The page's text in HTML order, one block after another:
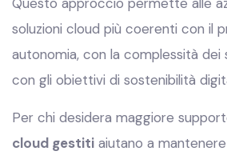
soluzioni cloud più coerenti con il
autonomia, con la complessità dei
con gli obiettivi di sostenibilità
Per chi desidera maggiore
cloud gestiti aiutano a